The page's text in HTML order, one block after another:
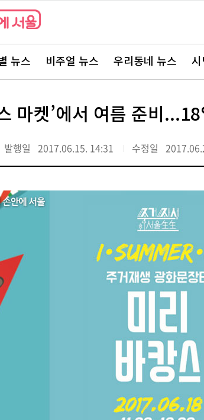
뉴스 비주얼 뉴스 우리동네 뉴스
마켓’에서 여름 준비
발행일 2017.06.15. 14:31 수정일